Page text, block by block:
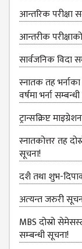
PRACTICE
TEACHING
MANAGEMENT
ECA
DEPARTMENT
NEPALI
DEPARTMENT
ENGLISH
DEPARTMENT
HUMANITIES &
SCIENCE
DEPARTMENT
आन्‍तरिक परीक्षा
आन्तरीक
सार्वजनिक विदा
स्नातक तह
वर्षमा भर्ना
ट्रान्सक्रिप्ट
स्नातकोत्तर तह
सूचना!
दशै तथा शुभ-
अत्‍यन्‍त जरुरी
MBS दोस्रो
सम्‍बन्धी सूचना!